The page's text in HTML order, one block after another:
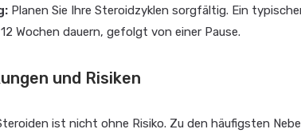
Planen Sie Ihre Steroidzyklen sorgfältig. Ein
Wochen dauern, gefolgt von einer Pause.
und Risiken
ist nicht ohne Risiko. Zu den häufigsten